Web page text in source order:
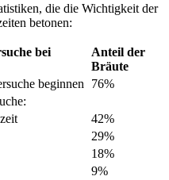
die die Wichtigkeit der
betonen:
bei
Anteil der
Bräute
beginnen
76%
42%
29%
18%
9%